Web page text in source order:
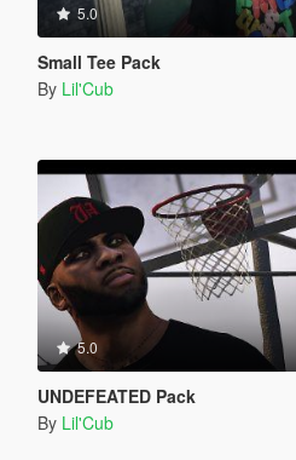
5.0
Small Tee Pack
By Lil'Cub
5.0
UNDEFEATED Pack
By Lil'Cub